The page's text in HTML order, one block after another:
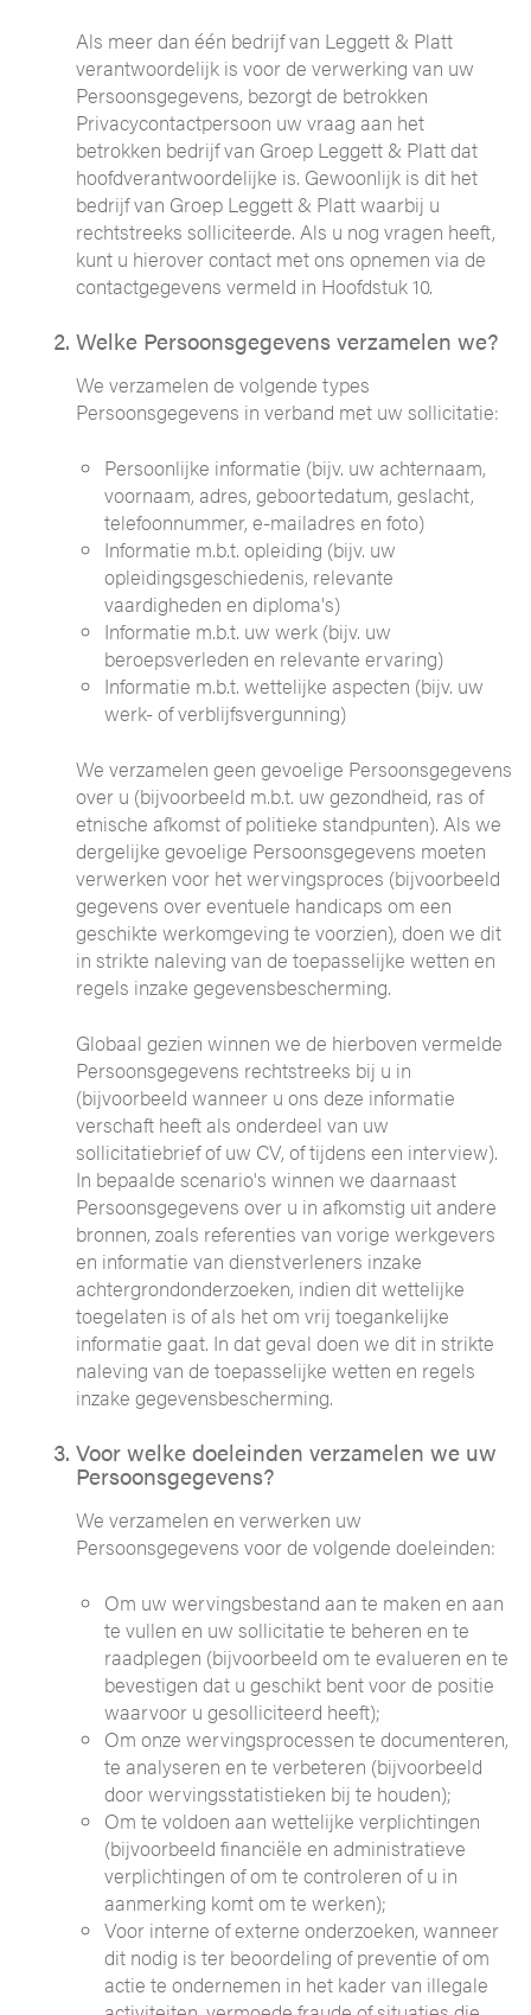
Als meer dan één bedrijf van Leggett & Platt
verantwoordelijk is voor de verwerking van uw
Persoonsgegevens, bezorgt de betrokken
Privacycontactpersoon uw vraag aan het
betrokken bedrijf van Groep Leggett & Platt dat
hoofdverantwoordelijke is. Gewoonlijk is dit het
bedrijf van Groep Leggett & Platt waarbij u
rechtstreeks solliciteerde. Als u nog vragen heeft,
kunt u hierover contact met ons opnemen via de
contactgegevens vermeld in Hoofdstuk 10.
Welke Persoonsgegevens verzamelen we?
We verzamelen de volgende types
Persoonsgegevens in verband met uw sollicitatie:
Persoonlijke informatie (bijv. uw achternaam,
voornaam, adres, geboortedatum, geslacht,
telefoonnummer, e-mailadres en foto)
Informatie m.b.t. opleiding (bijv. uw
opleidingsgeschiedenis, relevante
vaardigheden en diploma's)
Informatie m.b.t. uw werk (bijv. uw
beroepsverleden en relevante ervaring)
Informatie m.b.t. wettelijke aspecten (bijv. uw
werk- of verblijfsvergunning)
We verzamelen geen gevoelige Persoonsgegevens
over u (bijvoorbeeld m.b.t. uw gezondheid, ras of
etnische afkomst of politieke standpunten). Als we
dergelijke gevoelige Persoonsgegevens moeten
verwerken voor het wervingsproces (bijvoorbeeld
gegevens over eventuele handicaps om een
geschikte werkomgeving te voorzien), doen we dit
in strikte naleving van de toepasselijke wetten en
regels inzake gegevensbescherming.
Globaal gezien winnen we de hierboven vermelde
Persoonsgegevens rechtstreeks bij u in
(bijvoorbeeld wanneer u ons deze informatie
verschaft heeft als onderdeel van uw
sollicitatiebrief of uw CV, of tijdens een interview).
In bepaalde scenario's winnen we daarnaast
Persoonsgegevens over u in afkomstig uit andere
bronnen, zoals referenties van vorige werkgevers
en informatie van dienstverleners inzake
achtergrondonderzoeken, indien dit wettelijke
toegelaten is of als het om vrij toegankelijke
informatie gaat. In dat geval doen we dit in strikte
naleving van de toepasselijke wetten en regels
inzake gegevensbescherming.
Voor welke doeleinden verzamelen we uw
Persoonsgegevens?
We verzamelen en verwerken uw
Persoonsgegevens voor de volgende doeleinden:
Om uw wervingsbestand aan te maken en aan
te vullen en uw sollicitatie te beheren en te
raadplegen (bijvoorbeeld om te evalueren en te
bevestigen dat u geschikt bent voor de positie
waarvoor u gesolliciteerd heeft);
Om onze wervingsprocessen te documenteren,
te analyseren en te verbeteren (bijvoorbeeld
door wervingsstatistieken bij te houden);
Om te voldoen aan wettelijke verplichtingen
(bijvoorbeeld financiële en administratieve
verplichtingen of om te controleren of u in
aanmerking komt om te werken);
Voor interne of externe onderzoeken, wanneer
dit nodig is ter beoordeling of preventie of om
actie te ondernemen in het kader van illegale